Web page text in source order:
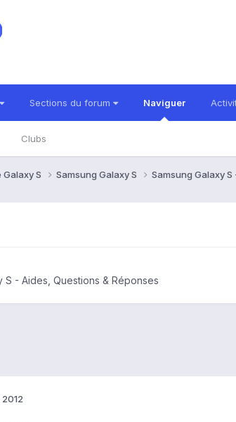
Sections du forum Naviguer
Clubs
Galaxy S Samsung Galaxy S Samsung Galaxy
S - Aides, Questions & Réponses